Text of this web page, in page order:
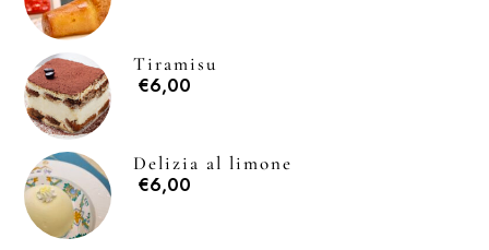
Tiramisu
€6,00
Delizia al limone
€6,00